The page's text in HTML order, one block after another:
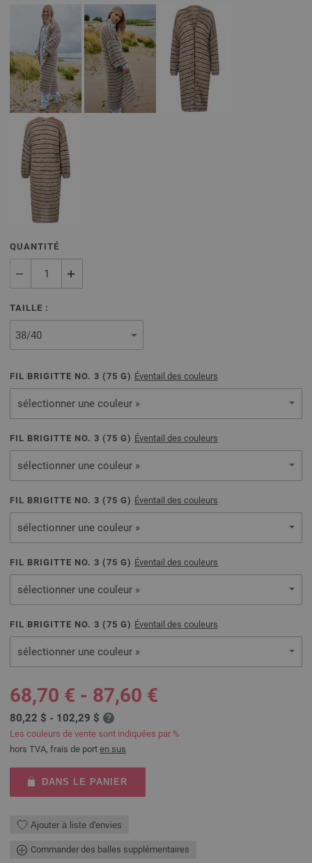
QUANTITÉ
TAILLE :
FIL BRIGITTE NO. 3 (75 G) Éventail des couleurs
sélectionner une couleur »
FIL BRIGITTE NO. 3 (75 G) Éventail des couleurs
sélectionner une couleur »
FIL BRIGITTE NO. 3 (75 G) Éventail des couleurs
sélectionner une couleur »
FIL BRIGITTE NO. 3 (75 G) Éventail des couleurs
sélectionner une couleur »
FIL BRIGITTE NO. 3 (75 G) Éventail des couleurs
sélectionner une couleur »
68,70 € - 87,60 €
80,22 $ - 102,29 $
Les couleurs de vente sont indiquées par %
hors TVA, frais de port en sus
DANS LE PANIER
Ajouter à liste d'envies
Commander des balles supplémentaires